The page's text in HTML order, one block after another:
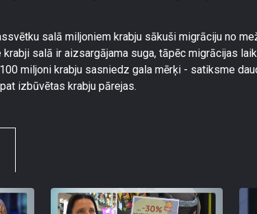
salā miljoniem krabju sākuši migrāciju no
krabji salā ir aizsargājama suga, tāpēc migrācijas
miljoni krabju sasniedz gala mērķi - satiksme
izbūvētas krabju pārejas.